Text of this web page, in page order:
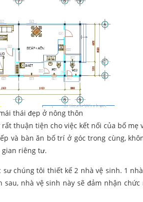
thái đẹp ở nông thôn
thuận tiện cho việc kết nối của bố mẹ
và bàn ăn bố trí ở góc trong cùng,
riêng tư.
chúng tôi thiết kế 2 nhà vệ sinh. 1
nhà vệ sinh này sẽ đảm nhận chức